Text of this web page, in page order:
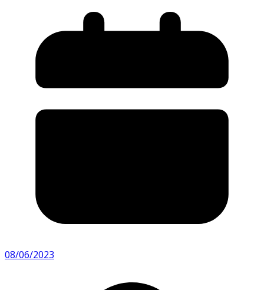
08/06/2023